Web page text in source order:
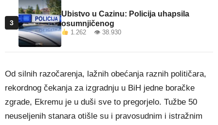
3
Ubistvo u Cazinu: Policija uhapsila
osumnjičenog
1.262 👁 38.930
Od silnih razočarenja, lažnih obećanja raznih političara,
rekordnog čekanja za izgradnju u BiH jedne boračke
zgrade, Ekremu je u duši sve to pregorjelo. Tužbe 50
neuseljenih stanara otišle su i pravosudnim i istražnim